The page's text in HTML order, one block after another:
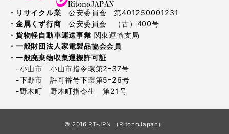
・リサイクル業 公安委員会 第401250001231
・金属くず行商 公安委員会 （古）400号
・貨物軽自動車運送事業 関東運輸支局
・一般財団法人家電製品協会会員
・一般廃棄物収集運搬許可証
-小山市 小山市指令環第2ｰ37号
-下野市 許可番号下環第5ｰ26号
-野木町 野木町指令生 第21号
© 2016 RT-JPN （RitonoJapan）